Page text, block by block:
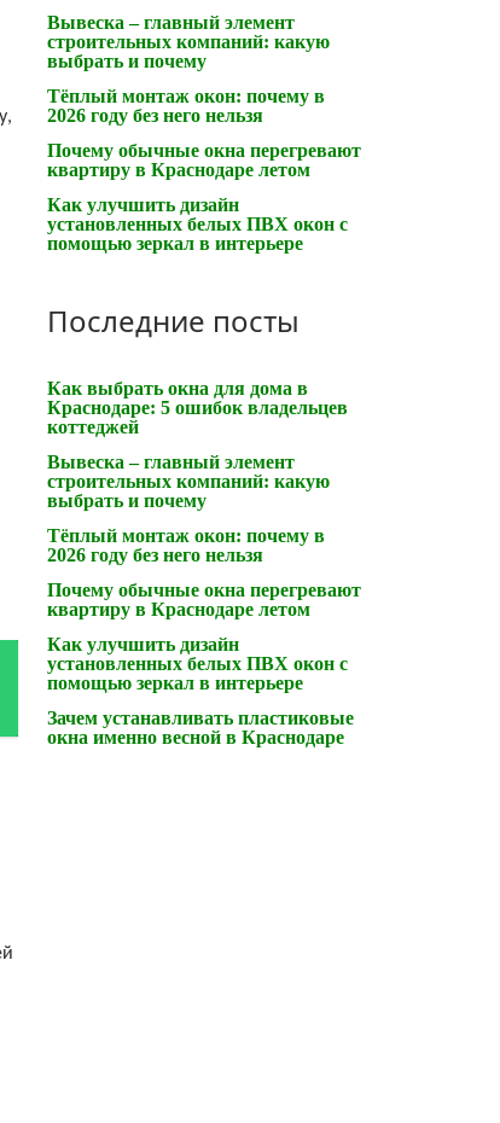
Вывеска – главный элемент
строительных компаний: какую
выбрать и почему
Тёплый монтаж окон: почему в
2026 году без него нельзя
Почему обычные окна перегревают
квартиру в Краснодаре летом
Как улучшить дизайн
установленных белых ПВХ окон с
помощью зеркал в интерьере
Последние посты
Как выбрать окна для дома в
Краснодаре: 5 ошибок владельцев
коттеджей
Вывеска – главный элемент
строительных компаний: какую
выбрать и почему
Тёплый монтаж окон: почему в
2026 году без него нельзя
Почему обычные окна перегревают
квартиру в Краснодаре летом
Как улучшить дизайн
установленных белых ПВХ окон с
помощью зеркал в интерьере
Зачем устанавливать пластиковые
окна именно весной в Краснодаре